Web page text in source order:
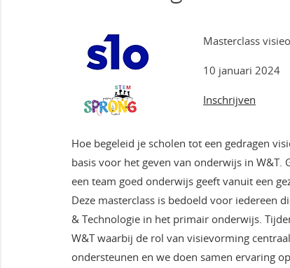
Masterclass
10 januari 2024
Inschrijven
Hoe begeleid je scholen tot een gedragen
basis voor het geven van onderwijs in
een team goed onderwijs geeft vanuit een
Deze masterclass is bedoeld voor iedereen
& Technologie in het primair onderwijs.
W&T waarbij de rol van visievorming
ondersteunen en we doen samen ervaring